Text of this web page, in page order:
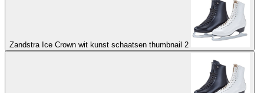
Zandstra Ice Crown wit kunst schaatsen thumbnail 2